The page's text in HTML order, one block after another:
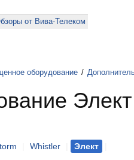
от Вива-Телеком
оборудование /
Элект
Whistler Элект